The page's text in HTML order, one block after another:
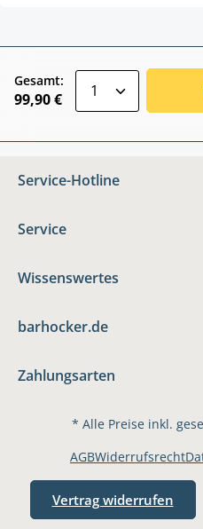
Gesamt:
99,90 €
Service-Hotline
Service
Wissenswertes
barhocker.de
Zahlungsarten
* Alle Preise inkl.
Vertrag widerrufen
AGBWiderrufsrecht